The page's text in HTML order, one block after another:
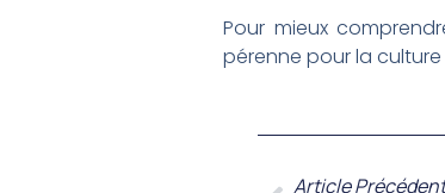
Pour mieux
pérenne pour la
Article